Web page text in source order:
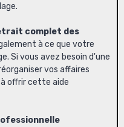
.
complet des
à ce que votre
Si vous avez besoin d'une
vos affaires
offrir cette aide